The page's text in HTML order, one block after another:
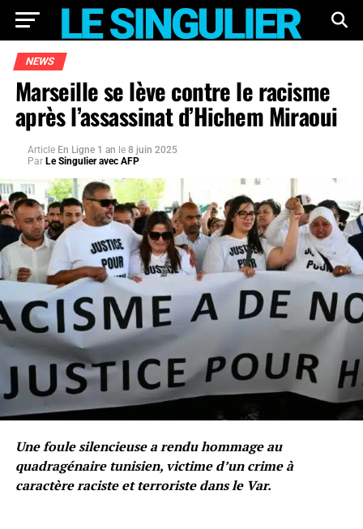
NEWS
Marseille se lève contre le racisme
après l’assassinat d’Hichem Miraoui
Article En Ligne 1 an le 8 juin 2025
Par Le Singulier avec AFP
Une foule silencieuse a rendu hommage au
quadragénaire tunisien, victime d’un crime à
caractère raciste et terroriste dans le Var.